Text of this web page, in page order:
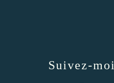
Suivez-moi